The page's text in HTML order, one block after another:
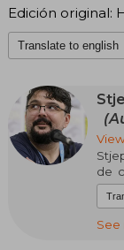
Edición original:
Translate to english
de
See